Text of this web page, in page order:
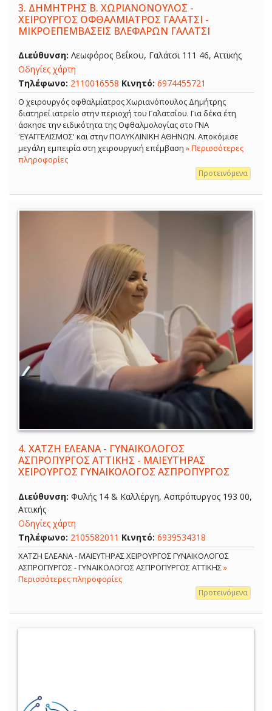
3. ΔΗΜΗΤΡΗΣ Β. ΧΩΡΙΑΝΟΝΟΥΛΟΣ -
ΧΕΙΡΟΥΡΓΟΣ ΟΦΘΑΛΜΙΑΤΡΟΣ ΓΑΛΑΤΣΙ -
ΜΙΚΡΟΕΠΕΜΒΑΣΕΙΣ ΒΛΕΦΑΡΩΝ ΓΑΛΑΤΣΙ
Διεύθυνση: Λεωφόρος Βεΐκου, Γαλάτσι 111 46, Αττικής
Οδηγίες χάρτη
Τηλέφωνο: 2110016558 Κινητό: 6974455721
Ο χειρουργός οφθαλμίατρος Χωριανόπουλος Δημήτρης
διατηρεί ιατρείο στην περιοχή του Γαλατσίου. Για δέκα έτη
άσκησε την ειδικότητα της Οφθαλμολογίας στο ΓΝΑ
'ΕΥΑΓΓΕΛΙΣΜΟΣ' και στην ΠΟΛΥΚΛΙΝΙΚΗ ΑΘΗΝΩΝ. Αποκόμισε
μεγάλη εμπειρία στη χειρουργική επέμβαση » Περισσότερες
πληροφορίες
Προτεινόμενα
4. ΧΑΤΖΗ ΕΛΕΑΝΑ - ΓΥΝΑΙΚΟΛΟΓΟΣ
ΑΣΠΡΟΠΥΡΓΟΣ ΑΤΤΙΚΗΣ - ΜΑΙΕΥΤΗΡΑΣ
ΧΕΙΡΟΥΡΓΟΣ ΓΥΝΑΙΚΟΛΟΓΟΣ ΑΣΠΡΟΠΥΡΓΟΣ
Διεύθυνση: Φυλής 14 & Καλλέργη, Ασπρόπυργος 193 00,
Αττικής
Οδηγίες χάρτη
Τηλέφωνο: 2105582011 Κινητό: 6939534318
ΧΑΤΖΗ ΕΛΕΑΝΑ - ΜΑΙΕΥΤΗΡΑΣ ΧΕΙΡΟΥΡΓΟΣ ΓΥΝΑΙΚΟΛΟΓΟΣ
ΑΣΠΡΟΠΥΡΓΟΣ - ΓΥΝΑΙΚΟΛΟΓΟΣ ΑΣΠΡΟΠΥΡΓΟΣ ΑΤΤΙΚΗΣ»
Περισσότερες πληροφορίες
Προτεινόμενα